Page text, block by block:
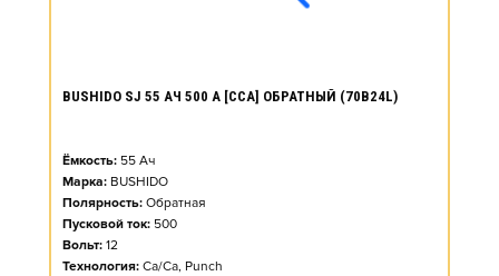
BUSHIDO SJ 55 АЧ 500 А [CCA] ОБРАТНЫЙ (70B24L)
Ёмкость: 55 Ач
Марка: BUSHIDO
Полярность: Обратная
Пусковой ток: 500
Вольт: 12
Технология: Ca/Ca, Punch